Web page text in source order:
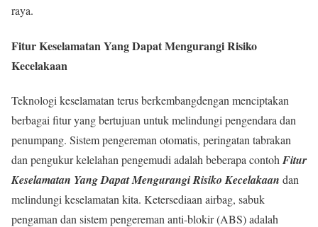
raya.
Fitur Keselamatan Yang Dapat Mengurangi Risiko
Kecelakaan
Teknologi keselamatan terus berkembangdengan menciptakan
berbagai fitur yang bertujuan untuk melindungi pengendara dan
penumpang. Sistem pengereman otomatis, peringatan tabrakan
dan pengukur kelelahan pengemudi adalah beberapa contoh Fitur
Keselamatan Yang Dapat Mengurangi Risiko Kecelakaan dan
melindungi keselamatan kita. Ketersediaan airbag, sabuk
pengaman dan sistem pengereman anti-blokir (ABS) adalah